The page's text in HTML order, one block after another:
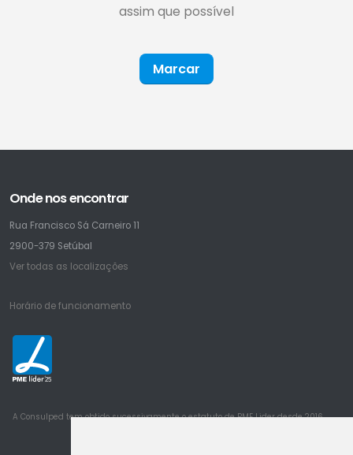
assim que possível
Marcar
Onde nos encontrar
Rua Francisco Sá Carneiro 11
2900-379 Setúbal
Ver todas as localizações
Horário de funcionamento
25
A Consulped tem obtido sucessivamente o estatuto de PME Lider desde 2016